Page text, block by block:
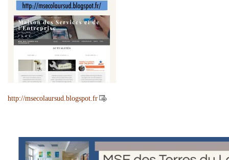
http://msecolaursud.blogspot.fr